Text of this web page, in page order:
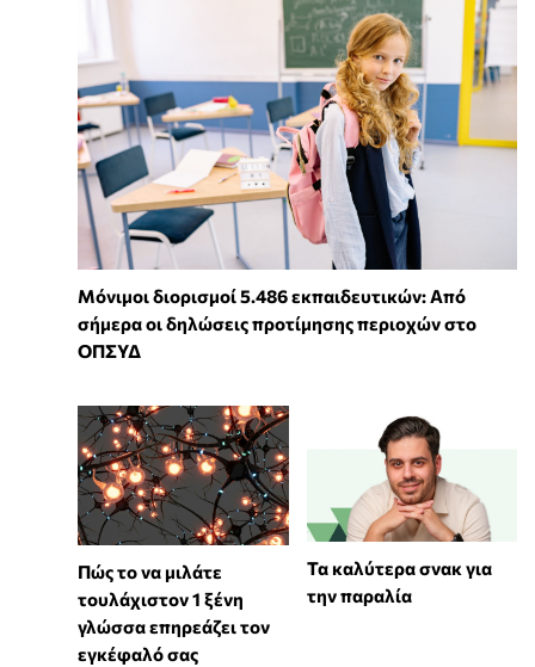
Μόνιμοι διορισμοί 5.486 εκπαιδευτικών: Από
σήμερα οι δηλώσεις προτίμησης περιοχών στο
ΟΠΣΥΔ
⁠Πώς το να μιλάτε
τουλάχιστον 1 ξένη
γλώσσα επηρεάζει τον
εγκέφαλό σας
Τα καλύτερα σνακ για
την παραλία